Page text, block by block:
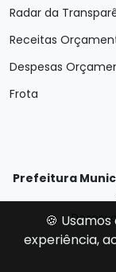
Radar da
Receitas
Despesas
Frota
Prefeitura
🍪
experiência,